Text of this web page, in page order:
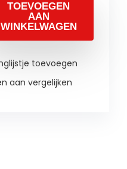
TOEVOEGEN
AAN
WINKELWAGEN
toevoegen
aan vergelijken